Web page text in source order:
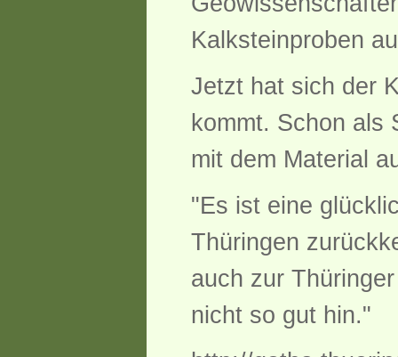
Kalksteinproben
Jetzt hat sich der
kommt. Schon als
mit dem Material
"Es ist eine
Thüringen
auch zur
nicht so gut hin."